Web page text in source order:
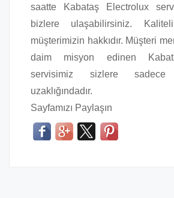
saatte Kabataş Electrolux
bizlere ulaşabilirsiniz.
müşterimizin hakkıdır. Müşteri
daim misyon edinen
servisimiz sizlere
uzaklığındadır.
Sayfamızı Paylaşın